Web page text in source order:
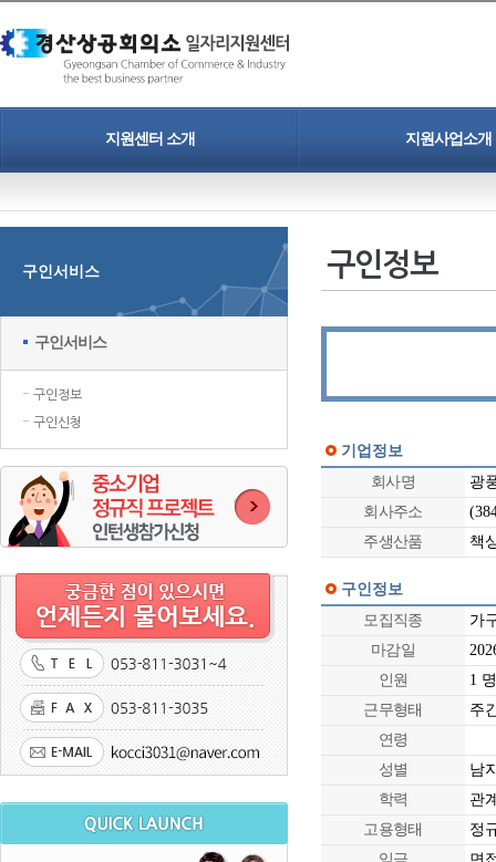
지원센터 소개 지원사업소개
찾아오시는길 인력채용 홍보지원
구인서비스
구인서비스
구인정보
구인신청
구인정보
기업정보
회사명
광
회사주소
주생산품
책
구인정보
모집직종
가
마감일
인원
1 명
근무형태
주
연령
성별
남
학력
관
고용형태
정